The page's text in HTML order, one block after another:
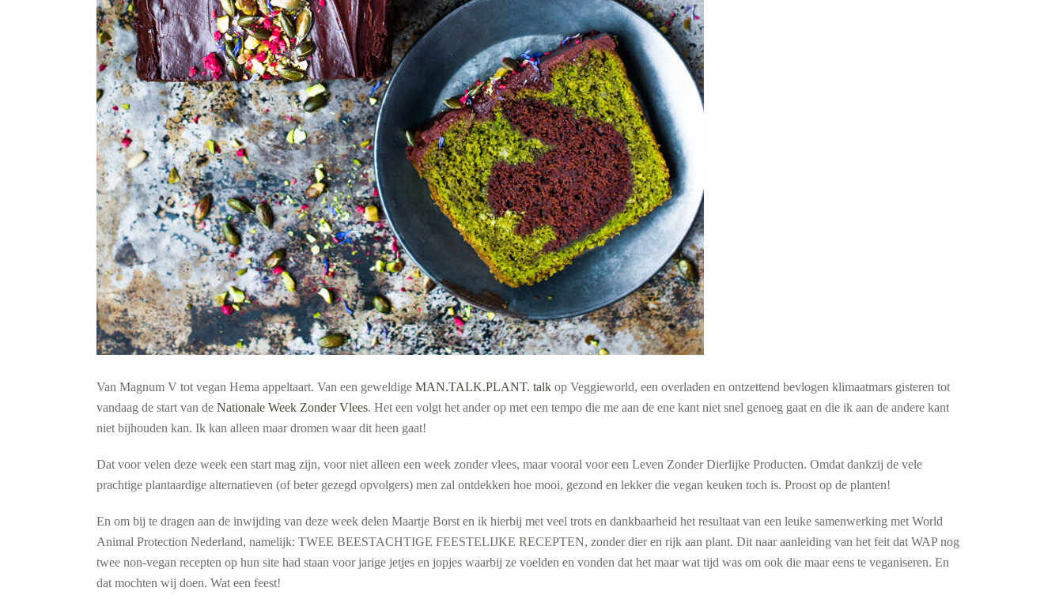
Van Magnum V tot vegan Hema appeltaart. Van een geweldige MAN.TALK.PLANT. talk op Veggieworld, een overladen en ontzettend bevlogen klimaatmars gisteren tot
vandaag de start van de Nationale Week Zonder Vlees. Het een volgt het ander op met een tempo die me aan de ene kant niet snel genoeg gaat en die ik aan de andere kant
niet bijhouden kan. Ik kan alleen maar dromen waar dit heen gaat!
Dat voor velen deze week een start mag zijn, voor niet alleen een week zonder vlees, maar vooral voor een Leven Zonder Dierlijke Producten. Omdat dankzij de vele
prachtige plantaardige alternatieven (of beter gezegd opvolgers) men zal ontdekken hoe mooi, gezond en lekker die vegan keuken toch is. Proost op de planten!
En om bij te dragen aan de inwijding van deze week delen Maartje Borst en ik hierbij met veel trots en dankbaarheid het resultaat van een leuke samenwerking met World
Animal Protection Nederland, namelijk: TWEE BEESTACHTIGE FEESTELIJKE RECEPTEN, zonder dier en rijk aan plant. Dit naar aanleiding van het feit dat WAP nog
twee non-vegan recepten op hun site had staan voor jarige jetjes en jopjes waarbij ze voelden en vonden dat het maar wat tijd was om ook die maar eens te veganiseren. En
dat mochten wij doen. Wat een feest!